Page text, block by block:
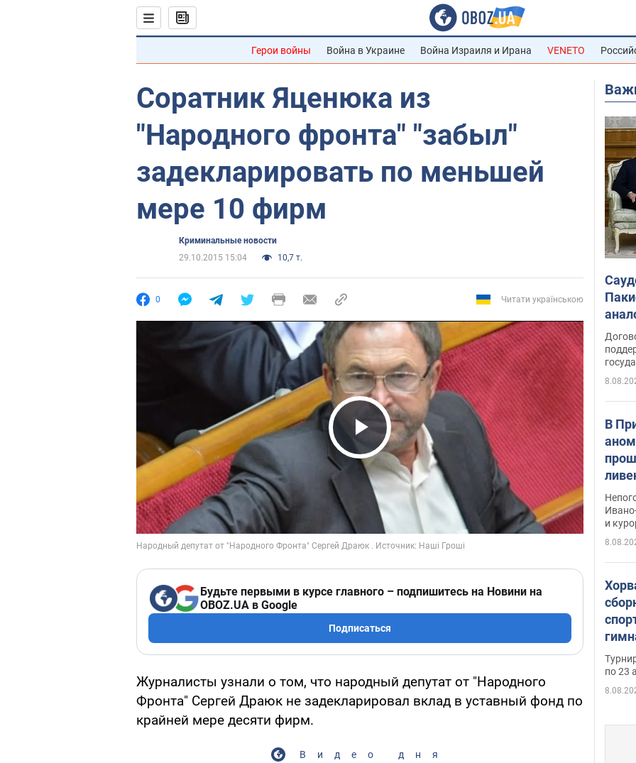
Герои войны Война в Украине Война Израиля и Ирана VENETO
Соратник Яценюка из
"Народного фронта" "забыл"
задекларировать по меньшей
мере 10 фирм
Криминальные новости
29.10.2015 15:04
10,7 т.
0 Читати українською
Play Video
Будьте первыми в курсе главного – подпишитесь на Новини на
OBOZ.UA в Google
Подписаться
Журналисты узнали о том, что народный депутат от "Народного
Фронта" Сергей Драюк не задекларировал вклад в уставный фонд по
крайней мере десяти фирм.
Видео дня
В
и
на
по 23